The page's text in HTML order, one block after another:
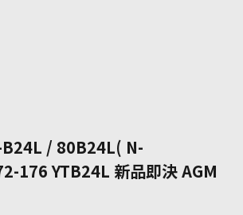
B24L / 80B24L( N-
176 YTB24L 新品即決 AGM